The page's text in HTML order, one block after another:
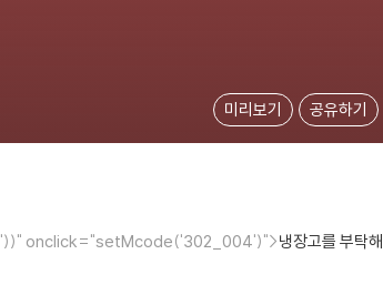
미리보기 공유하기
'))" onclick="setMcode('302_004')">냉장고를 부탁해